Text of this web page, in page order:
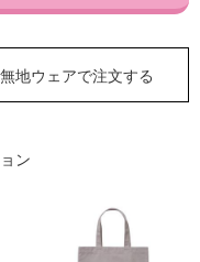
無地ウェアで注文する
ン